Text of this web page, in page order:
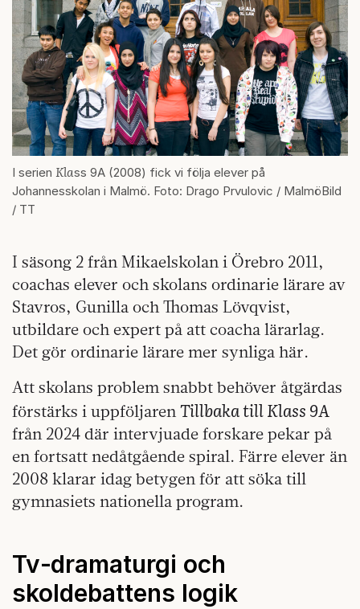
I serien Klass 9A (2008) fick vi följa elever på
Johannesskolan i Malmö. Foto: Drago Prvulovic / MalmöBild
/ TT
I säsong 2 från Mikaelskolan i Örebro 2011,
coachas elever och skolans ordinarie lärare av
Stavros, Gunilla och Thomas Lövqvist,
utbildare och expert på att coacha lärarlag.
Det gör ordinarie lärare mer synliga här.
Att skolans problem snabbt behöver åtgärdas
förstärks i uppföljarenTillbaka till Klass 9A
från 2024 där intervjuade forskare pekar på
en fortsatt nedåtgående spiral. Färre elever än
2008 klarar idag betygen för att söka till
gymnasiets nationella program.
Tv‑dramaturgi och
skoldebattens logik